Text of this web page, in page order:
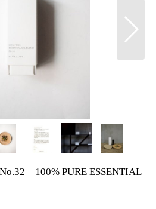
100% PURE ESSENTIAL